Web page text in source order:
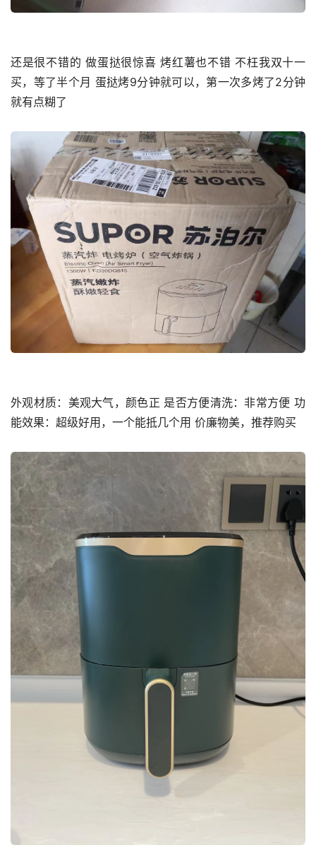
还是很不错的 做蛋挞很惊喜 烤红薯也不错 不枉我双十一
买，等了半个月 蛋挞烤9分钟就可以，第一次多烤了2分钟
就有点糊了
外观材质：美观大气，颜色正 是否方便清洗：非常方便 功
能效果：超级好用，一个能抵几个用 价廉物美，推荐购买